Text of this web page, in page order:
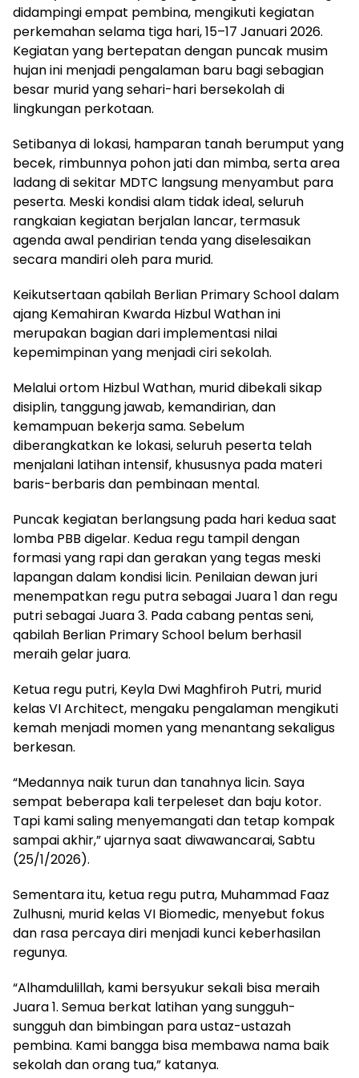
didampingi empat pembina, mengikuti kegiatan
perkemahan selama tiga hari, 15–17 Januari 2026.
Kegiatan yang bertepatan dengan puncak musim
hujan ini menjadi pengalaman baru bagi sebagian
besar murid yang sehari-hari bersekolah di
lingkungan perkotaan.
Setibanya di lokasi, hamparan tanah berumput yang
becek, rimbunnya pohon jati dan mimba, serta area
ladang di sekitar MDTC langsung menyambut para
peserta. Meski kondisi alam tidak ideal, seluruh
rangkaian kegiatan berjalan lancar, termasuk
agenda awal pendirian tenda yang diselesaikan
secara mandiri oleh para murid.
Keikutsertaan qabilah Berlian Primary School dalam
ajang Kemahiran Kwarda Hizbul Wathan ini
merupakan bagian dari implementasi nilai
kepemimpinan yang menjadi ciri sekolah.
Melalui ortom Hizbul Wathan, murid dibekali sikap
disiplin, tanggung jawab, kemandirian, dan
kemampuan bekerja sama. Sebelum
diberangkatkan ke lokasi, seluruh peserta telah
menjalani latihan intensif, khususnya pada materi
baris-berbaris dan pembinaan mental.
Puncak kegiatan berlangsung pada hari kedua saat
lomba PBB digelar. Kedua regu tampil dengan
formasi yang rapi dan gerakan yang tegas meski
lapangan dalam kondisi licin. Penilaian dewan juri
menempatkan regu putra sebagai Juara 1 dan regu
putri sebagai Juara 3. Pada cabang pentas seni,
qabilah Berlian Primary School belum berhasil
meraih gelar juara.
Ketua regu putri, Keyla Dwi Maghfiroh Putri, murid
kelas VI Architect, mengaku pengalaman mengikuti
kemah menjadi momen yang menantang sekaligus
berkesan.
“Medannya naik turun dan tanahnya licin. Saya
sempat beberapa kali terpeleset dan baju kotor.
Tapi kami saling menyemangati dan tetap kompak
sampai akhir,” ujarnya saat diwawancarai, Sabtu
(25/1/2026).
Sementara itu, ketua regu putra, Muhammad Faaz
Zulhusni, murid kelas VI Biomedic, menyebut fokus
dan rasa percaya diri menjadi kunci keberhasilan
regunya.
“Alhamdulillah, kami bersyukur sekali bisa meraih
Juara 1. Semua berkat latihan yang sungguh-
sungguh dan bimbingan para ustaz-ustazah
pembina. Kami bangga bisa membawa nama baik
sekolah dan orang tua,” katanya.